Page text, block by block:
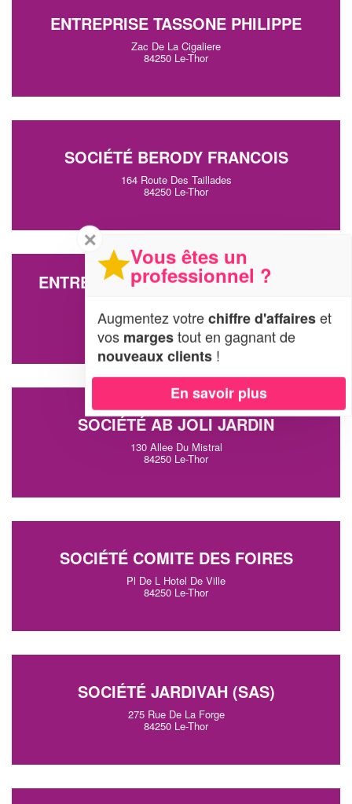
ENTREPRISE TASSONE PHILIPPE
Zac De La Cigaliere
84250 Le-Thor
SOCIÉTÉ BERODY FRANCOIS
164 Route Des Taillades
84250 Le-Thor
ENTREPRISE THALASSA-AQUARIUM
156 Cours Gambetta
84250 Le-Thor
SOCIÉTÉ AB JOLI JARDIN
130 Allee Du Mistral
84250 Le-Thor
SOCIÉTÉ COMITE DES FOIRES
Pl De L Hotel De Ville
84250 Le-Thor
SOCIÉTÉ JARDIVAH (SAS)
275 Rue De La Forge
84250 Le-Thor
✕
Vous êtes un
professionnel ?
Augmentez votrechiffre d'affaireset
vos margestout en gagnant de
nouveaux clients !
En savoir plus